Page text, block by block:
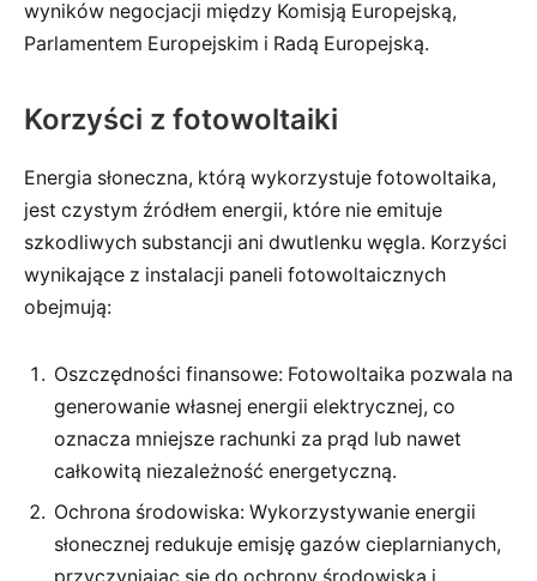
wyników negocjacji między Komisją Europejską,
Parlamentem Europejskim i Radą Europejską.
Korzyści z fotowoltaiki
Energia słoneczna, którą wykorzystuje fotowoltaika,
jest czystym źródłem energii, które nie emituje
szkodliwych substancji ani dwutlenku węgla. Korzyści
wynikające z instalacji paneli fotowoltaicznych
obejmują:
Oszczędności finansowe: Fotowoltaika pozwala na
generowanie własnej energii elektrycznej, co
oznacza mniejsze rachunki za prąd lub nawet
całkowitą niezależność energetyczną.
Ochrona środowiska: Wykorzystywanie energii
słonecznej redukuje emisję gazów cieplarnianych,